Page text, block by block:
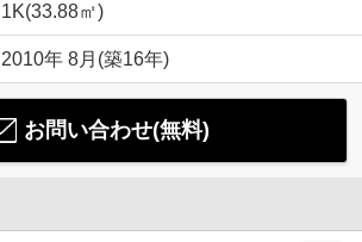
1K(33.88㎡)
2010年 8月(築16年)
お問い合わせ(無料)